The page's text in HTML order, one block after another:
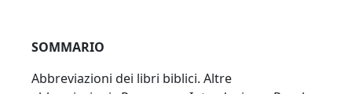
SOMMARIO
Abbreviazioni dei libri biblici. Altre